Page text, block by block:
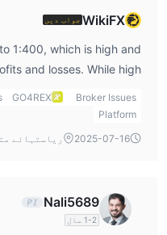
WikiFX جواب دیں
1:400, which is high and
and losses. While high
I prefer using more
to manage risks better.
login, I would carefully
Broker Issues
GO4REX
Platform
2025-07-16
ریاستہائے
Nali5689
1-2 سال